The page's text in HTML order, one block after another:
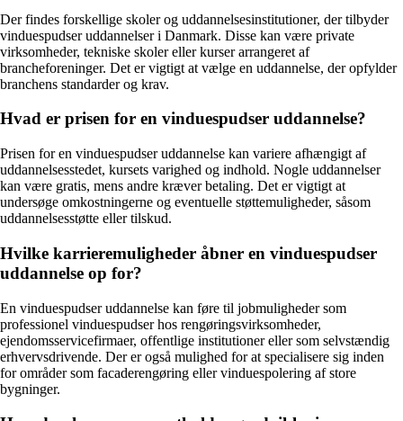
Der findes forskellige skoler og uddannelsesinstitutioner, der tilbyder
vinduespudser uddannelser i Danmark. Disse kan være private
virksomheder, tekniske skoler eller kurser arrangeret af
brancheforeninger. Det er vigtigt at vælge en uddannelse, der opfylder
branchens standarder og krav.
Hvad er prisen for en vinduespudser uddannelse?
Prisen for en vinduespudser uddannelse kan variere afhængigt af
uddannelsesstedet, kursets varighed og indhold. Nogle uddannelser
kan være gratis, mens andre kræver betaling. Det er vigtigt at
undersøge omkostningerne og eventuelle støttemuligheder, såsom
uddannelsesstøtte eller tilskud.
Hvilke karrieremuligheder åbner en vinduespudser
uddannelse op for?
En vinduespudser uddannelse kan føre til jobmuligheder som
professionel vinduespudser hos rengøringsvirksomheder,
ejendomsservicefirmaer, offentlige institutioner eller som selvstændig
erhvervsdrivende. Der er også mulighed for at specialisere sig inden
for områder som facaderengøring eller vinduespolering af store
bygninger.